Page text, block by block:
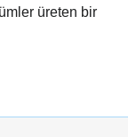
üreten bir